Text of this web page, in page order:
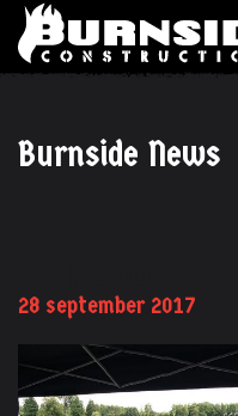
Burnside News
28 september 2017